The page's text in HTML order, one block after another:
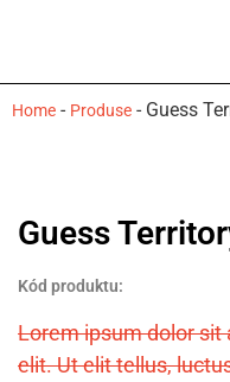
Home - Produse - Guess
Guess
Kód produktu:
Lorem ipsum dolor
elit. Ut elit tellus,